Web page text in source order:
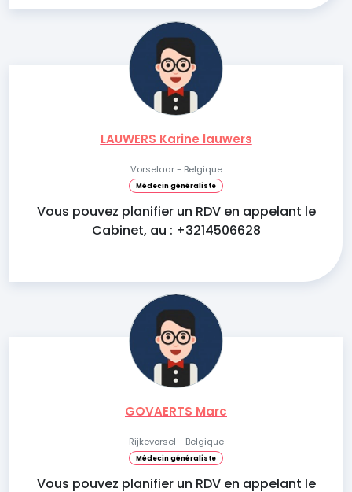
LAUWERS Karine lauwers
Vorselaar - Belgique
Médecin généraliste
Vous pouvez planifier un RDV en appelant le
Cabinet, au : +3214506628
GOVAERTS Marc
Rijkevorsel - Belgique
Médecin généraliste
Vous pouvez planifier un RDV en appelant le